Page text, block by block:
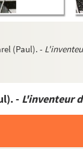
(Paul). -
- L'inventeur du